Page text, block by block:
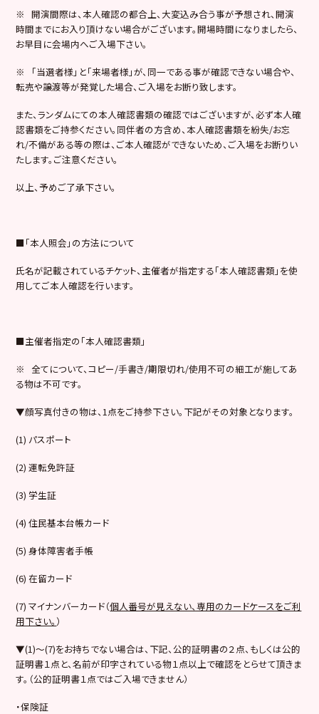
※ 開演間際は、本人確認の都合上、大変込み合う事が予想され、開演
時間までにお入り頂けない場合がございます。開場時間になりましたら、
お早目に会場内へご入場下さい。
※ 「当選者様」と「来場者様」が、同一である事が確認できない場合や、
転売や譲渡等が発覚した場合、ご入場をお断り致します。
また、ランダムにての本人確認書類の確認ではございますが、必ず本人確
認書類をご持参ください。同伴者の方含め、本人確認書類を紛失/お忘
れ/不備がある等の際は、ご本人確認ができないため、ご入場をお断りい
たします。ご注意ください。
以上、予めご了承下さい。
■「本人照会」の方法について
氏名が記載されているチケット、主催者が指定する「本人確認書類」を使
用してご本人確認を行います。
■主催者指定の「本人確認書類」
※ 全てについて、コピー/手書き/期限切れ/使用不可の細工が施してあ
る物は不可です。
▼顔写真付きの物は、1点をご持参下さい。下記がその対象となります。
(1) パスポート
(2) 運転免許証
(3) 学生証
(4) 住民基本台帳カード
(5) 身体障害者手帳
(6) 在留カード
(7) マイナンバーカード（個人番号が見えない、専用のカードケースをご利
用下さい。 ）
▼(1)～(7)をお持ちでない場合は、下記、公的証明書の２点、もしくは公的
証明書１点と、名前が印字されている物１点以上で確認をとらせて頂きま
す。（公的証明書１点ではご入場できません）
・保険証